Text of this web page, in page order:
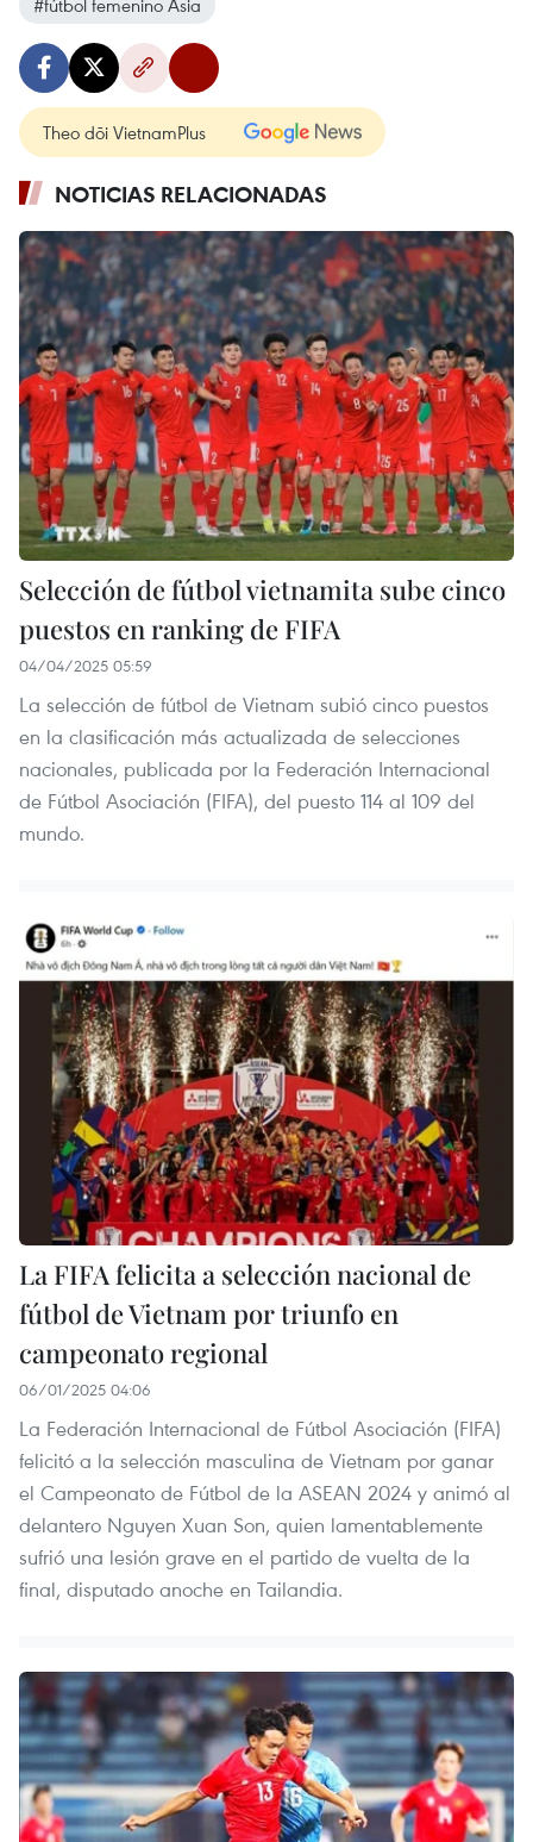
Theo dõi VietnamPlus
NOTICIAS RELACIONADAS
Selección de fútbol vietnamita sube cinco
puestos en ranking de FIFA
04/04/2025 05:59
La selección de fútbol de Vietnam subió cinco puestos
en la clasificación más actualizada de selecciones
nacionales, publicada por la Federación Internacional
de Fútbol Asociación (FIFA), del puesto 114 al 109 del
mundo.
La FIFA felicita a selección nacional de
fútbol de Vietnam por triunfo en
campeonato regional
06/01/2025 04:06
La Federación Internacional de Fútbol Asociación (FIFA)
felicitó a la selección masculina de Vietnam por ganar
el Campeonato de Fútbol de la ASEAN 2024 y animó al
delantero Nguyen Xuan Son, quien lamentablemente
sufrió una lesión grave en el partido de vuelta de la
final, disputado anoche en Tailandia.